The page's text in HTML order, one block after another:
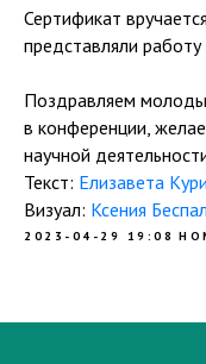
Сертификат
представляли
Поздравляем
в конференции,
научной
Текст: Елизавета
Визуал: Ксения
2023-04-29 19:08